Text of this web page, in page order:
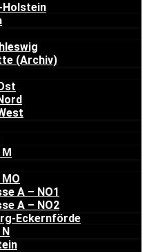
Holstein
(Archiv)
A – NO1
A – NO2
Eckernförde